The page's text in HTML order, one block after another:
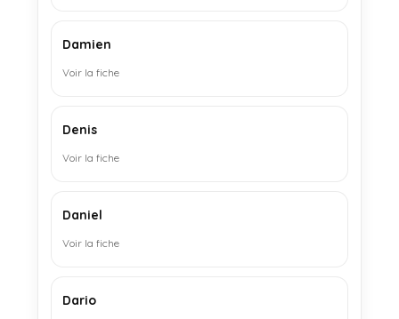
Damien
Voir la fiche
Denis
Voir la fiche
Daniel
Voir la fiche
Dario